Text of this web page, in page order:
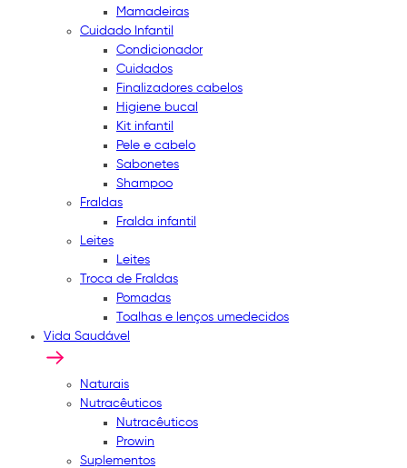
Mamadeiras
Cuidado Infantil
Condicionador
Cuidados
Finalizadores cabelos
Higiene bucal
Kit infantil
Pele e cabelo
Sabonetes
Shampoo
Fraldas
Fralda infantil
Leites
Leites
Troca de Fraldas
Pomadas
Toalhas e lenços umedecidos
Vida Saudável
Naturais
Nutracêuticos
Nutracêuticos
Prowin
Suplementos